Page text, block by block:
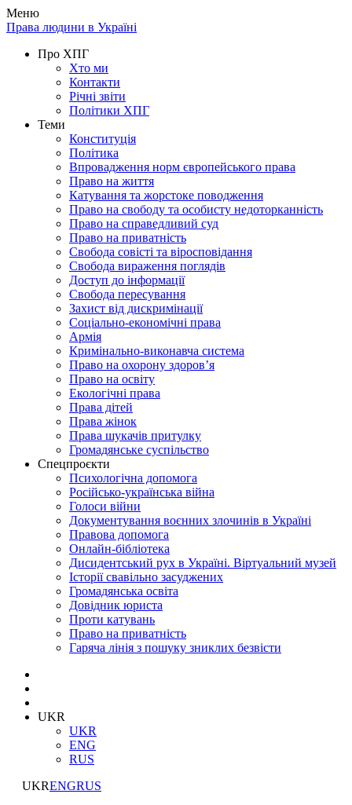
Меню
Права людини в Україні
Про ХПГ
Хто ми
Контакти
Річні звіти
Політики ХПГ
Теми
Конституція
Політика
Впровадження норм європейського права
Право на життя
Катування та жорстоке поводження
Право на свободу та особисту недоторканність
Право на справедливий суд
Право на приватність
Свобода совісті та віросповідання
Свобода вираження поглядів
Доступ до інформації
Свобода пересування
Захист від дискримінації
Соціально-економічні права
Армія
Кримінально-виконавча система
Право на охорону здоров’я
Право на освіту
Екологічні права
Права дітей
Права жінок
Права шукачів притулку
Громадянське суспільство
Спецпроєкти
Психологічна допомога
Російсько-українська війна
Голоси війни
Документування воєнних злочинів в Україні
Правова допомога
Онлайн-бібліотека
Дисидентський рух в Україні. Віртуальний музей
Історії свавільно засуджених
Громадянська освіта
Довідник юриста
Проти катувань
Право на приватність
Гаряча лінія з пошуку зниклих безвісти
UKR
UKR
ENG
RUS
UKRENGRUS